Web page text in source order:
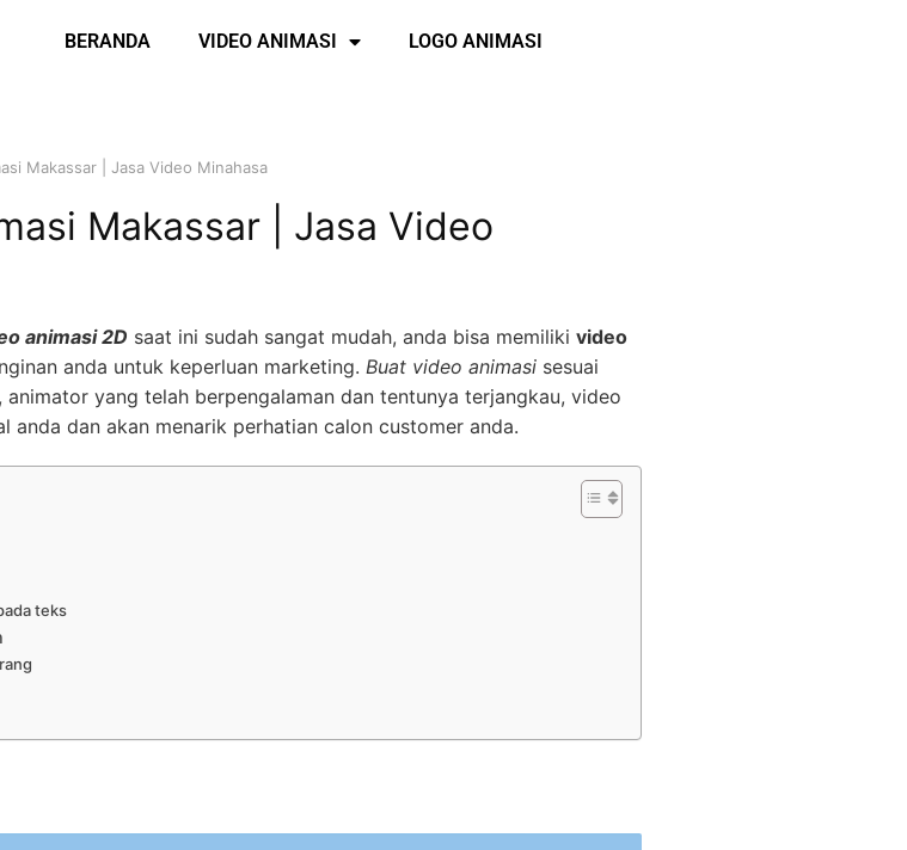
BERANDA VIDEO ANIMASI LOGO ANIMASI
Makassar | Jasa Video Minahasa
Makassar | Jasa Video
animasi 2D saat ini sudah sangat mudah, anda bisa memiliki video
anda untuk keperluan marketing. Buat video animasi sesuai
yang telah berpengalaman dan tentunya terjangkau, video
anda dan akan menarik perhatian calon customer anda.
teks